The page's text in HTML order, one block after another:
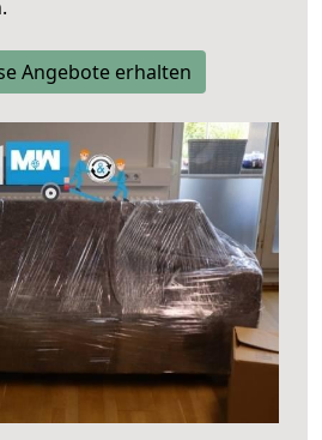
Angebote erhalten